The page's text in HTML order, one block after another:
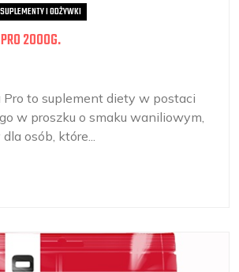
SUPLEMENTY I ODŻYWKI
2000G.
to suplement diety w postaci
w proszku o smaku waniliowym,
osób, które...